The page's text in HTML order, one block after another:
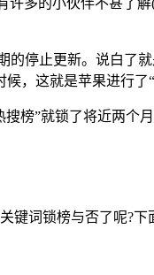
停止更新。说白
，这就是苹果进行
榜”就锁了将近两个
词锁榜与否了呢?下